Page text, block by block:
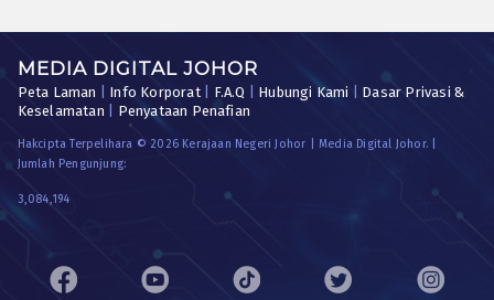
MEDIA DIGITAL JOHOR
Peta Laman Info Korporat| F.A.Q Hubungi Kami
Dasar Privasi &
Keselamatan
Penyataan Penafian
Hakcipta Terpelihara © 2026 Kerajaan Negeri Johor | Media Digital Johor. |
Jumlah Pengunjung:
3,084,194